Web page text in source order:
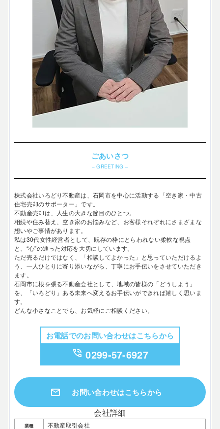
ごあいさつ
– GREETING –
株式会社いろどり不動産は、石岡市を中心に活動する「空き家・中古
住宅売却のサポーター」です。
不動産売却は、人生の大きな節目のひとつ。
相続や住み替え、空き家のお悩みなど、お客様それぞれにさまざまな
想いやご事情があります。
私は30代女性経営者として、既存の枠にとらわれない柔軟な視点
と、“心”の通った対応を大切にしています。
ただ売るだけではなく、「相談してよかった」と思っていただけるよ
う、一人ひとりに寄り添いながら、丁寧にお手伝いをさせていただき
ます。
石岡市に根を張る不動産会社として、地域の皆様の「どうしよう」
を、「いろどり」ある未来へ変えるお手伝いができれば嬉しく思いま
す。
どんな小さなことでも、お気軽にご相談ください。
お電話でのお問い合わせはこちらから
phone_in_talk 0299-57-6927
mail お問い合わせはこちらから
会社詳細
業種 不動産取引会社